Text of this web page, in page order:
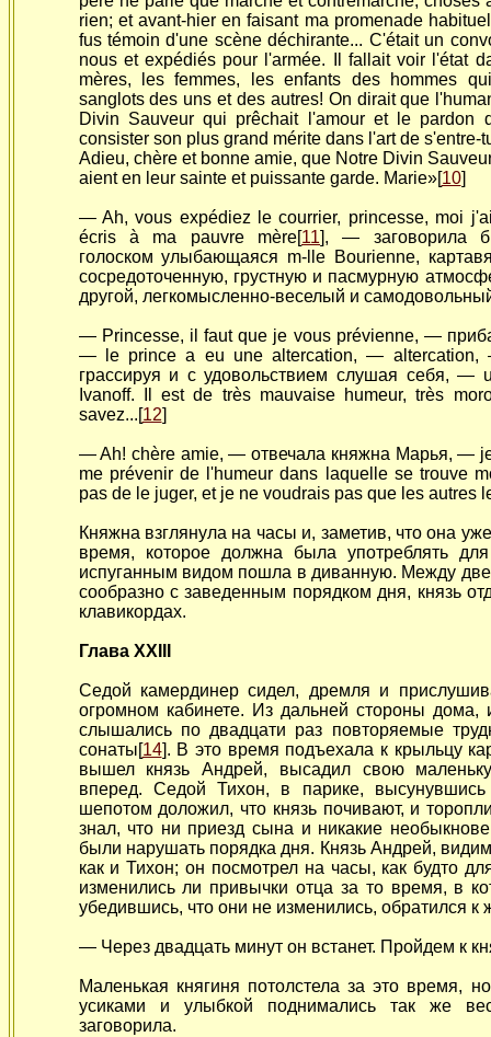
rien; et avant-hier en faisant ma promenade
fus témoin d'une scène déchirante... C'était un
nous et expédiés pour l'armée. Il fallait voir l'état
mères, les femmes, les enfants des hommes
sanglots des uns et des autres! On dirait que
Divin Sauveur qui prêchait l'amour et le pardon
consister son plus grand mérite dans l'art de s'entre-
Adieu, chère et bonne amie, que Notre Divin
aient en leur sainte et puissante garde. Marie»[10]
— Ah, vous expédiez le courrier, princesse, moi
écris à ma pauvre mère[11], — заговорила
голоском улыбающаяся m-lle Bourienne,
сосредоточенную, грустную и пасмурную
другой, легкомысленно-веселый и
— Princesse, il faut que je vous prévienne, —
— le prince a eu une altercation, — altercation,
грассируя и с удовольствием слушая себя, —
Ivanoff. Il est de très mauvaise humeur, très
savez...[12]
— Ah! chère amie, — отвечала княжна Марья, —
me prévenir de l'humeur dans laquelle se trouve
pas de le juger, et je ne voudrais pas que les autres
Княжна взглянула на часы и, заметив, что она
время, которое должна была употреблять
испуганным видом пошла в диванную. Между
сообразно с заведенным порядком дня, князь
клавикордах.
Глава XXIII
Седой камердинер сидел, дремля и
огромном кабинете. Из дальней стороны дома,
слышались по двадцати раз повторяемые
сонаты[14]. В это время подъехала к крыльцу
вышел князь Андрей, высадил свою
вперед. Седой Тихон, в парике,
шепотом доложил, что князь почивают, и
знал, что ни приезд сына и никакие
были нарушать порядка дня. Князь Андрей,
как и Тихон; он посмотрел на часы, как будто
изменились ли привычки отца за то время, в
убедившись, что они не изменились, обратился к
— Через двадцать минут он встанет. Пройдем к
Маленькая княгиня потолстела за это время,
усиками и улыбкой поднимались так же
заговорила.